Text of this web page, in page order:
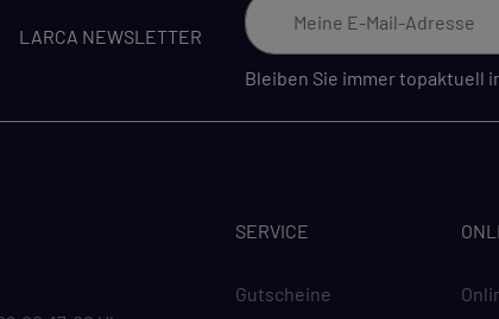
LARCA NEWSLETTER
Bleiben Sie immer topaktuell
SERVICE
Gutscheine